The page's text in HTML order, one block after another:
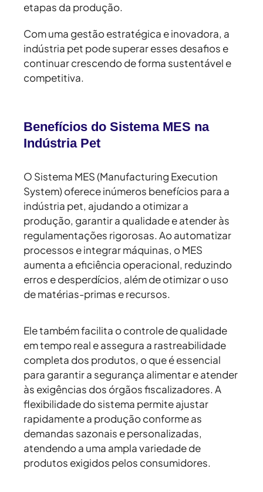
etapas da produção.
Com uma gestão estratégica e inovadora, a
indústria pet pode superar esses desafios e
continuar crescendo de forma sustentável e
competitiva.
Benefícios do Sistema MES na
Indústria Pet
O Sistema MES (Manufacturing Execution
System) oferece inúmeros benefícios para a
indústria pet, ajudando a otimizar a
produção, garantir a qualidade e atender às
regulamentações rigorosas. Ao automatizar
processos e integrar máquinas, o MES
aumenta a eficiência operacional, reduzindo
erros e desperdícios, além de otimizar o uso
de matérias-primas e recursos.
Ele também facilita o controle de qualidade
em tempo real e assegura a rastreabilidade
completa dos produtos, o que é essencial
para garantir a segurança alimentar e atender
às exigências dos órgãos fiscalizadores. A
flexibilidade do sistema permite ajustar
rapidamente a produção conforme as
demandas sazonais e personalizadas,
atendendo a uma ampla variedade de
produtos exigidos pelos consumidores.